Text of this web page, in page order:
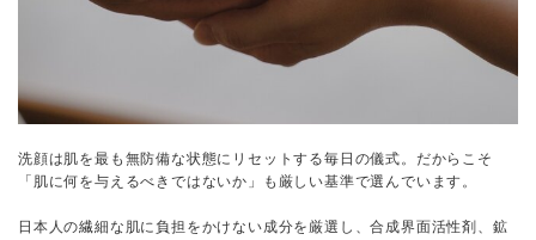
洗顔は肌を最も無防備な状態にリセットする毎日の儀式。だからこそ
「肌に何を与えるべきではないか」も厳しい基準で選んでいます。
日本人の繊細な肌に負担をかけない成分を厳選し、合成界面活性剤、鉱